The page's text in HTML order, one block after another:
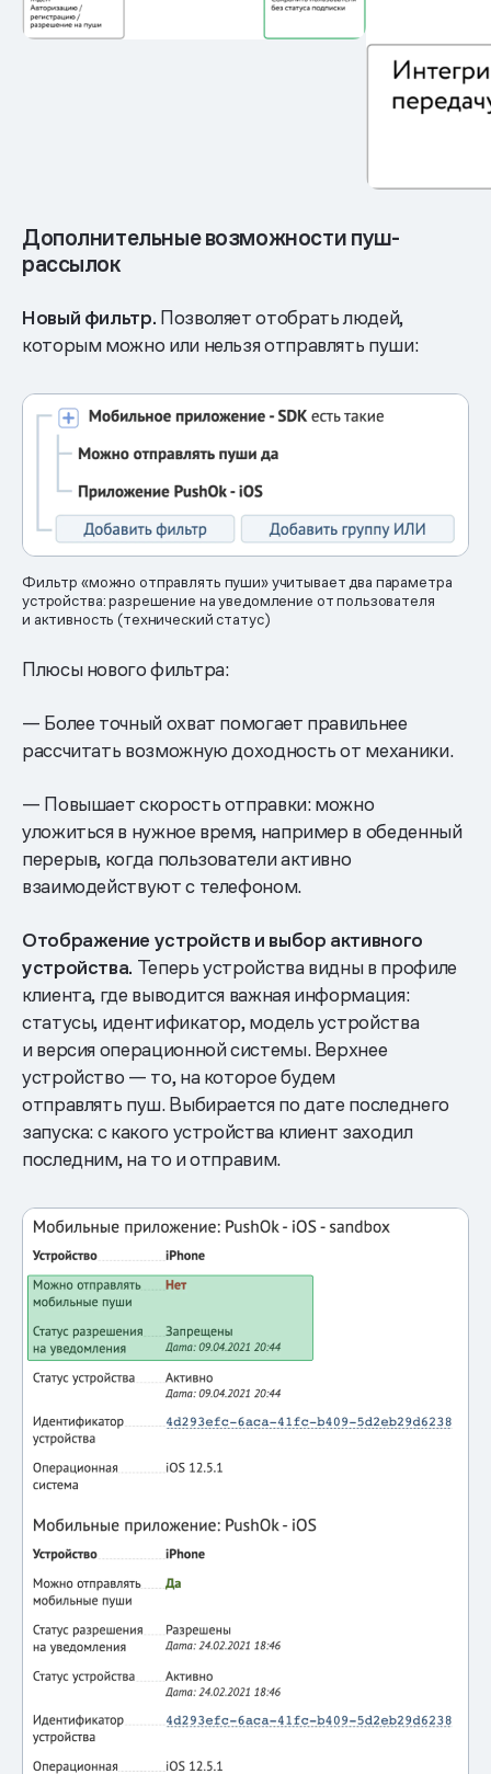
Дополнительные возможности пуш-
рассылок
Новый фильтр. Позволяет отобрать людей,
которым можно или нельзя отправлять пуши:
Фильтр «можно отправлять пуши» учитывает два параметра
устройства: разрешение на уведомление от пользователя
и активность (технический статус)
Плюсы нового фильтра:
— Более точный охват помогает правильнее
рассчитать возможную доходность от механики.
— Повышает скорость отправки: можно
уложиться в нужное время, например в обеденный
перерыв, когда пользователи активно
взаимодействуют с телефоном.
Отображение устройств и выбор активного
устройства. Теперь устройства видны в профиле
клиента, где выводится важная информация:
статусы, идентификатор, модель устройства
и версия операционной системы. Верхнее
устройство — то, на которое будем
отправлять пуш. Выбирается по дате последнего
запуска: с какого устройства клиент заходил
последним, на то и отправим.